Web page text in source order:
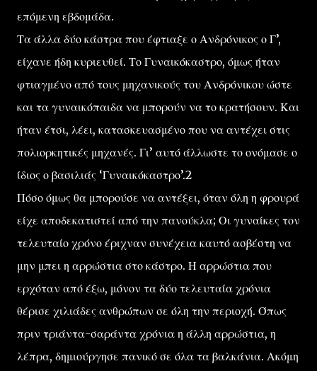
επόμενη εβδομάδα.
Τα άλλα δύο κάστρα που έφτιαξε ο Ανδρόνικος ο Γ’,
είχανε ήδη κυριευθεί. Το Γυναικόκαστρο, όμως ήταν
φτιαγμένο από τους μηχανικούς του Ανδρόνικου ώστε
και τα γυναικόπαιδα να μπορούν να το κρατήσουν. Και
ήταν έτσι, λέει, κατασκευασμένο που να αντέχει στις
πολιορκητικές μηχανές. Γι’ αυτό άλλωστε το ονόμασε ο
ίδιος ο βασιλιάς ‘Γυναικόκαστρο’.2
Πόσο όμως θα μπορούσε να αντέξει, όταν όλη η φρουρά
είχε αποδεκατιστεί από την πανούκλα; Οι γυναίκες τον
τελευταίο χρόνο έριχναν συνέχεια καυτό ασβέστη να
μην μπει η αρρώστια στο κάστρο. Η αρρώστια που
ερχόταν από έξω, μόνον τα δύο τελευταία χρόνια
θέρισε χιλιάδες ανθρώπων σε όλη την περιοχή. Όπως
πριν τριάντα-σαράντα χρόνια η άλλη αρρώστια, η
λέπρα, δημιούργησε πανικό σε όλα τα βαλκάνια. Ακόμη